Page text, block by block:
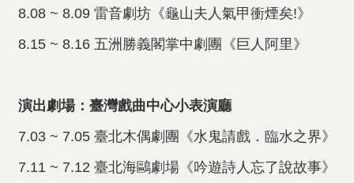
8.08 ~ 8.09 雷音劇坊《龜山夫人氣甲衝煙矣!》
8.15 ~ 8.16 五洲勝義閣掌中劇團《巨人阿里》
演出劇場：臺灣戲曲中心小表演廳
7.03 ~ 7.05 臺北木偶劇團《水鬼請戲．臨水之界》
7.11 ~ 7.12 臺北海鷗劇場《吟遊詩人忘了說故事》